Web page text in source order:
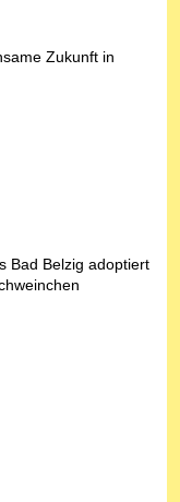
Zukunft in
Bad Belzig adoptiert